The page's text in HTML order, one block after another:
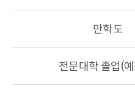
만학도
전문대학 졸업(